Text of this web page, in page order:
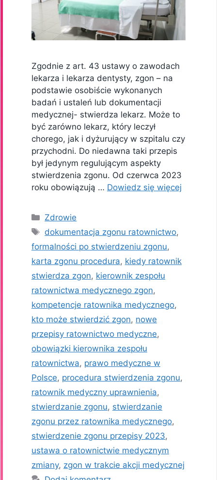
Zgodnie z art. 43 ustawy o zawodach
lekarza i lekarza dentysty, zgon – na
podstawie osobiście wykonanych
badań i ustaleń lub dokumentacji
medycznej- stwierdza lekarz. Może to
być zarówno lekarz, który leczył
chorego, jak i dyżurujący w szpitalu czy
przychodni. Do niedawna taki przepis
był jedynym regulującym aspekty
stwierdzenia zgonu. Od czerwca 2023
roku obowiązują … Dowiedz się więcej
Kategorie
Zdrowie
Tagi
dokumentacja zgonu ratownictwo,
formalności po stwierdzeniu zgonu,
karta zgonu procedura, kiedy ratownik
stwierdza zgon, kierownik zespołu
ratownictwa medycznego zgon,
kompetencje ratownika medycznego,
kto może stwierdzić zgon, nowe
przepisy ratownictwo medyczne,
obowiązki kierownika zespołu
ratownictwa, prawo medyczne w
Polsce, procedura stwierdzenia zgonu,
ratownik medyczny uprawnienia,
stwierdzanie zgonu, stwierdzanie
zgonu przez ratownika medycznego,
stwierdzenie zgonu przepisy 2023,
ustawa o ratownictwie medycznym
zmiany, zgon w trakcie akcji medycznej